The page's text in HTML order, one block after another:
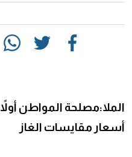
الملا:مصلحة المواطن
أسعار مقايسات الغاز